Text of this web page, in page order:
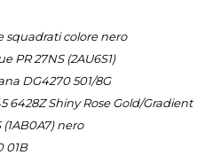
squadrati colore nero
PR 27NS (2AU6S1)
DG4270 501/8G
6428Z Shiny Rose Gold/Gradient
(1AB0A7) nero
01B